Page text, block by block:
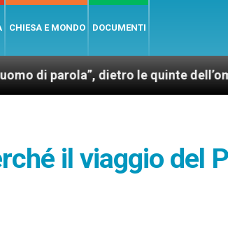
CHIESA E MONDO DOCUMENTI
parola”, dietro le quinte
il viaggio del